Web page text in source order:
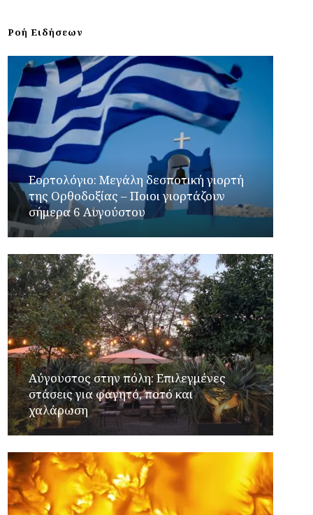
Ροή Ειδήσεων
Εορτολόγιο: Μεγάλη δεσποτική γιορτή
της Ορθοδοξίας – Ποιοι γιορτάζουν
σήμερα 6 Αυγούστου
Αύγουστος στην πόλη: Επιλεγμένες
στάσεις για φαγητό, ποτό και
χαλάρωση